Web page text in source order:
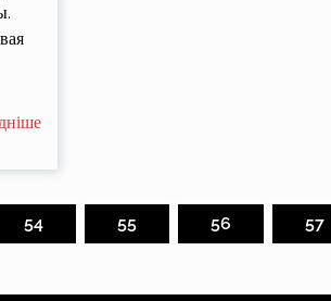
54 55 56 57